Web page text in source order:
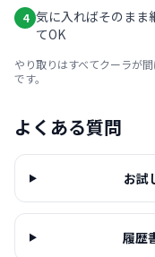
4 気に入ればそのまま
てOK
やり取りはすべてクーラが
です。
よくある質問
お試
履歴